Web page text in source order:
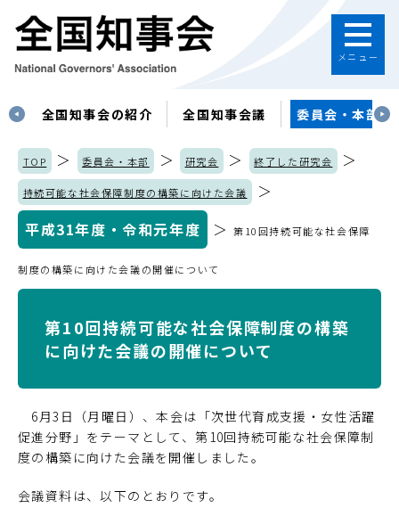
メニュー
全国知事会の紹介 全国知事会議 委員会・本部
TOP ＞ 委員会・本部 ＞ 研究会 ＞ 終了した研究会 ＞
持続可能な社会保障制度の構築に向けた会議
＞
平成31年度・令和元年度
＞第10回持続可能な社会保障
制度の構築に向けた会議の開催について
第10回持続可能な社会保障制度の構築
に向けた会議の開催について
6月3日（月曜日）、本会は「次世代育成支援・女性活躍
促進分野」をテーマとして、第10回持続可能な社会保障制
度の構築に向けた会議を開催しました。
会議資料は、以下のとおりです。